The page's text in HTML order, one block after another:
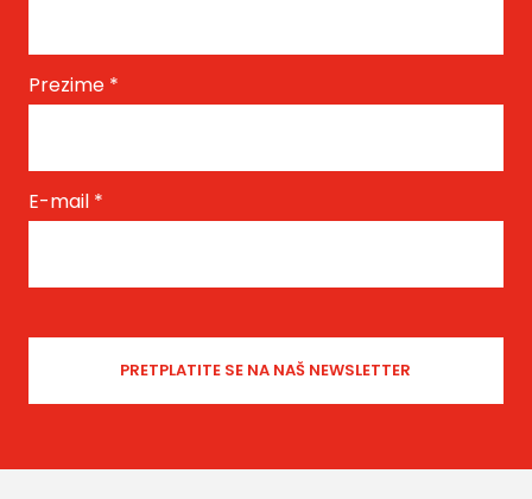
Prezime *
E-mail *